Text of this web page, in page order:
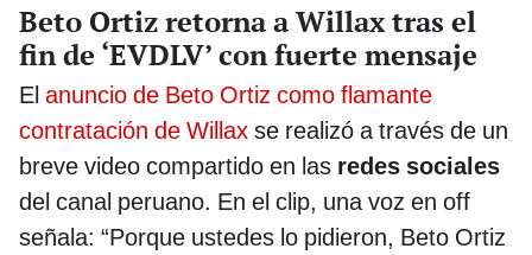
Beto Ortiz retorna a Willax tras el
fin de ‘EVDLV’ con fuerte mensaje
El anuncio de Beto Ortiz como flamante
contratación de Willax se realizó a través de un
breve video compartido en las redes sociales
del canal peruano. En el clip, una voz en off
señala: “Porque ustedes lo pidieron, Beto Ortiz